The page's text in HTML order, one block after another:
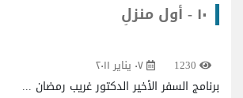
١٠ - أول منزلٍ
1230 ٠٧ يناير ٢٠١١
برنامج السفر الأخير الدكتور غريب رمضان ...